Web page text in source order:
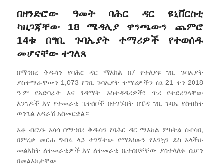
በዘንድሮው ዓመት ባሕር ዳር ዩኒቨርስቲ
ካዘጋጃቸው 18 ሜዳሊያ ዋንጫውን ጨምሮ
14ቱ በግቢ ጉባኤያት ተማሪዎች የተወሰዱ
መሆናቸው ተገለጸ
በማኅበረ ቅዱሳን የባሕር ዳር ማእከል በ7 የተለያዩ ግቢ ጉባኤያት
ያስተማራቸውን 1,073 የግቢ ጉባኤያት ተማሪዎችን ሰኔ 21 ቀን 2018
ዓ.ም የአድባራት እና ገዳማት አስተዳዳሪዎች፣ ጥሪ የተደረገላቸው
እንግዶች እና የተመራቂ ቤተሰቦች በተገኙበት በፔዳ ግቢ ጉባኤ የስብከተ
ወንጌል አዳራሽ አስመርቋል።
አቶ ብርሃኑ አሳሳ በማኅበረ ቅዱሳን የባሕር ዳር ማእከል ምክትል ሰብሳቢ
በምረቃ መርሐ ግብሩ ላይ ተገኝተው የማእከሉን የእንኳን ደስ አላችሁ
መልእክት ለተመራቂዎች እና ለተመራቂ ቤተሰቦቻቸው ያስተላለፉ ሲሆን
በመልእክታቸው